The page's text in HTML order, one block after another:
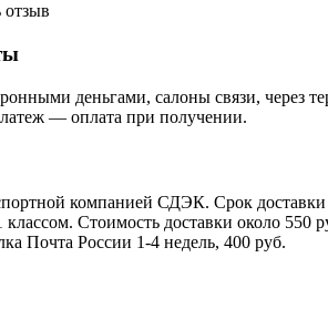
отзыв
деньгами, салоны связи, через
— оплата при получении.
компанией СДЭК. Срок
Cтоимость доставки около 550
Почта России 1-4 недель, 400 руб.